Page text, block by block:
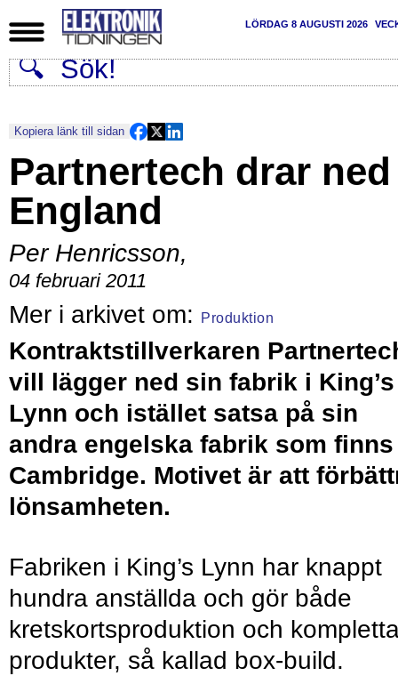
LÖRDAG 8 AUGUSTI 2026
Kopiera länk till sidan
Partnertech drar
England
Per Henricsson,
04 februari 2011
Produktion
Kontraktstillverkaren
vill lägger ned sin fabrik i King’s
Lynn och istället satsa på sin
andra engelska fabrik som
Cambridge. Motivet är att
lönsamheten.
Fabriken i King’s Lynn har knappt
hundra anställda och gör både
kretskortsproduktion och
produkter, så kallad box-build.